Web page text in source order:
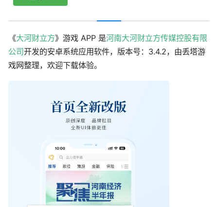
《大河财立方》游戏 APP 是河南大河财立方传媒控股有限
公司开发的安卓系统应用软件，版本号：3.4.2，由丢塔游
戏网整理，欢迎下载体验。